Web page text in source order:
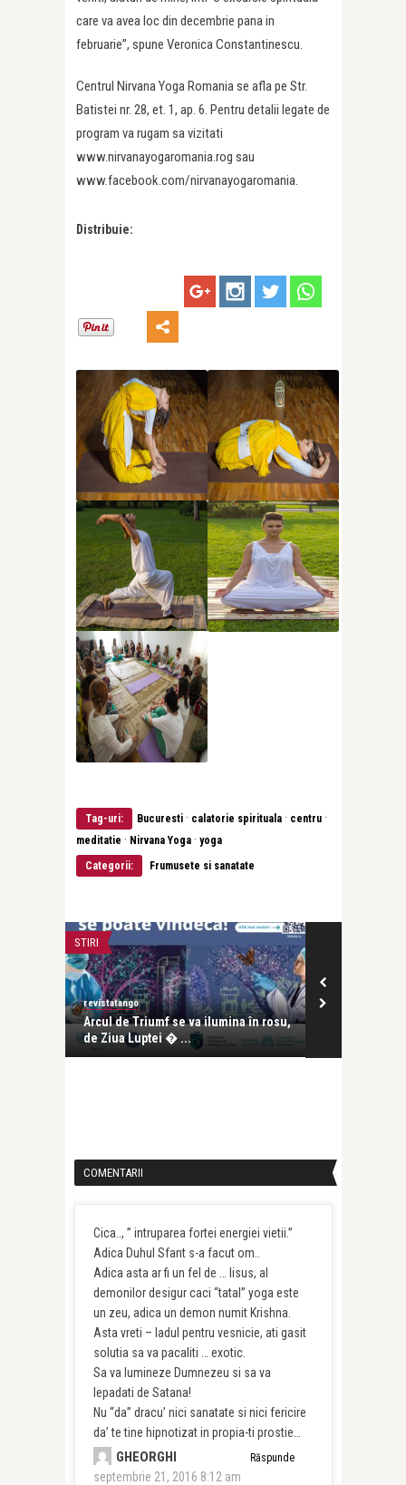
care va avea loc din decembrie pana in
februarie”, spune Veronica Constantinescu.
Centrul Nirvana Yoga Romania se afla pe Str.
Batistei nr. 28, et. 1, ap. 6. Pentru detalii legate de
program va rugam sa vizitati
www.nirvanayogaromania.rog sau
www.facebook.com/nirvanayogaromania.
Distribuie:
Tag-uri: Bucuresti · calatorie spirituala · centru ·
meditatie · Nirvana Yoga · yoga
Categorii:
Frumusete si sanatate
STIRI
revistatango
Arcul de Triumf se va ilumina în rosu,
de Ziua Luptei � ...
COMENTARII
Cica.., ” intruparea fortei energiei vietii.”
Adica Duhul Sfant s-a facut om..
Adica asta ar fi un fel de … Iisus, al
demonilor desigur caci “tatal” yoga este
un zeu, adica un demon numit Krishna.
Asta vreti – Iadul pentru vesnicie, ati gasit
solutia sa va pacaliti … exotic.
Sa va lumineze Dumnezeu si sa va
lepadati de Satana!
Nu “da” dracu’ nici sanatate si nici fericire
da’ te tine hipnotizat in propia-ti prostie…
GHEORGHI
septembrie 21, 2016 8:12 am
Răspunde